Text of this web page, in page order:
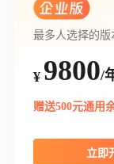
最多人选择的版
¥ 9800/
赠送500元通用
立即